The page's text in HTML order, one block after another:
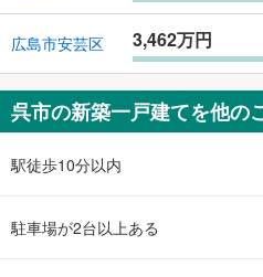
広島市安芸区 3,462万円
呉市の新築一戸建てを他の
駅徒歩10分以内
駐車場が2台以上ある